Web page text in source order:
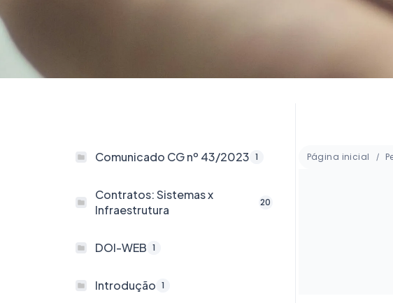
Comunicado CG nº 43/2023 1
Contratos: Sistemas x
Infraestrutura
20
DOI-WEB 1
Introdução 1
Página inicial